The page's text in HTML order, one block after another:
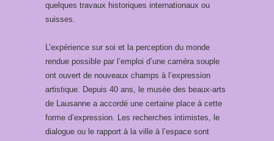
quelques travaux historiques internationaux ou
suisses.
L’expérience sur soi et la perception du monde
rendue possible par l’emploi d’une caméra souple
ont ouvert de nouveaux champs à l’expression
artistique. Depuis 40 ans, le musée des beaux-arts
de Lausanne a accordé une certaine place à cette
forme d’expression. Les recherches intimistes, le
dialogue ou le rapport à la ville à l’espace sont